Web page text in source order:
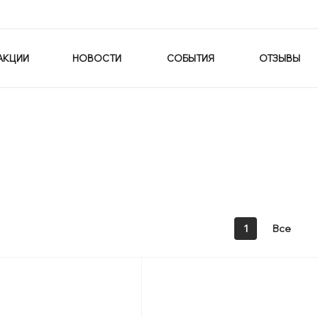
НОВОСТИ СОБЫТИЯ ОТЗЫВЫ
1 Все